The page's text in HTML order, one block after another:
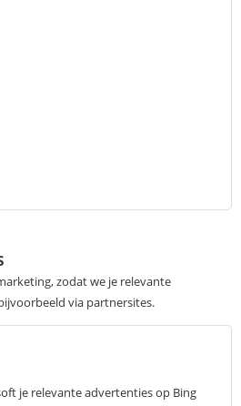
zodat we je relevante
via partnersites.
je relevante advertenties op Bing